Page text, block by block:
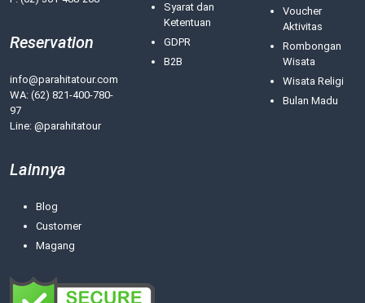
Reservation
info@parahitatour.com
WA: (62) 821-400-780-
97
Line: @parahitatour
Syarat dan
Ketentuan
GDPR
B2B
Voucher
Aktivitas
Rombongan
Wisata
Wisata Religi
Bulan Madu
Lainnya
Blog
Customer
Magang